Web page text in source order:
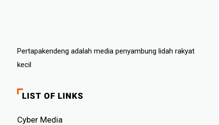
Pertapakendeng adalah media penyambung lidah rakyat
kecil
LIST OF LINKS
Cyber ​​Media